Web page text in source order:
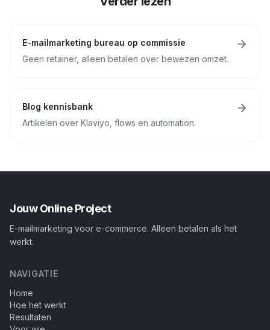
E-mailmarketing bureau op commissie
Geen retainer, alleen betalen over bewezen omzet.
Blog kennisbank
Artikelen over Klaviyo, flows en automation.
Jouw Online Project
E-mailmarketing voor e-commerce. Alleen betalen als het
werkt.
NAVIGATIE
Home
Hoe het werkt
Resultaten